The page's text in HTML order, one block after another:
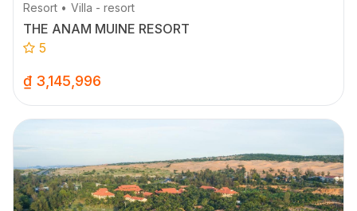
Resort Villa - resort
THE ANAM MUINE RESORT
5
₫ 3,145,996